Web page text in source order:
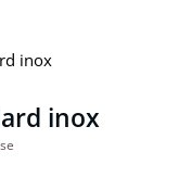
inox